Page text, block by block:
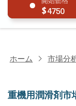
4750
ホーム 市場分
重機用潤滑剤市